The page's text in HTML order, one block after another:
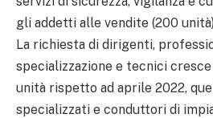
gli addetti alle vendite (200
La richiesta di dirigenti,
specializzazione e tecnici
unità rispetto ad aprile 2022,
specializzati e conduttori di